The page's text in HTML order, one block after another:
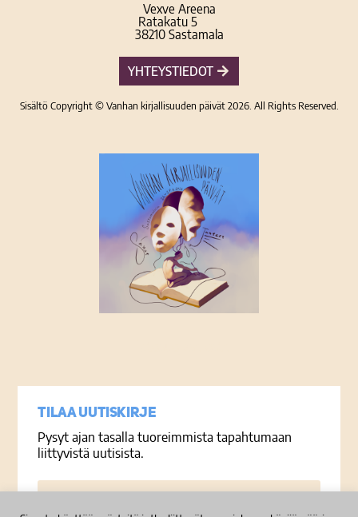
Vexve Areena
Ratakatu 5
38210 Sastamala
YHTEYSTIEDOT
Sisältö Copyright © Vanhan kirjallisuuden päivät 2026. All Rights Reserved.
Tilaa uutiskirje
Pysyt ajan tasalla tuoreimmista tapahtumaan
liittyvistä uutisista.
Sähköposti